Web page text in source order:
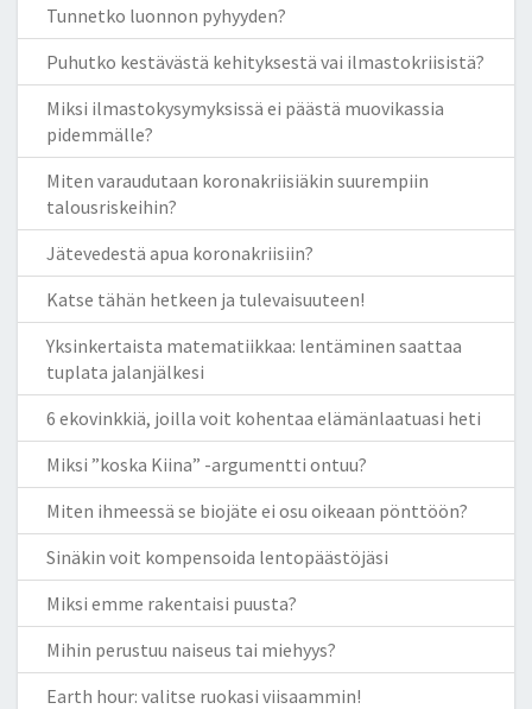
Tunnetko luonnon pyhyyden?
Puhutko kestävästä kehityksestä vai ilmastokriisistä?
Miksi ilmastokysymyksissä ei päästä muovikassia
pidemmälle?
Miten varaudutaan koronakriisiäkin suurempiin
talousriskeihin?
Jätevedestä apua koronakriisiin?
Katse tähän hetkeen ja tulevaisuuteen!
Yksinkertaista matematiikkaa: lentäminen saattaa
tuplata jalanjälkesi
6 ekovinkkiä, joilla voit kohentaa elämänlaatuasi heti
Miksi ”koska Kiina” -argumentti ontuu?
Miten ihmeessä se biojäte ei osu oikeaan pönttöön?
Sinäkin voit kompensoida lentopäästöjäsi
Miksi emme rakentaisi puusta?
Mihin perustuu naiseus tai miehyys?
Earth hour: valitse ruokasi viisaammin!